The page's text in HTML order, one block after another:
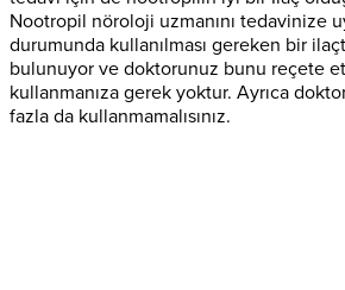
Nootropil nöroloji uzmanını tedavinize
durumunda kullanılması gereken bir
bulunuyor ve doktorunuz bunu reçete
kullanmanıza gerek yoktur. Ayrıca
fazla da kullanmamalısınız.